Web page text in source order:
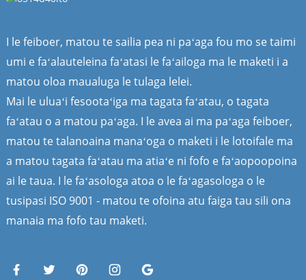
I le feiboer, matou te sailia pea ni paʻaga fou mo se taimi
umi e faʻalauteleina faʻatasi le faʻailoga ma le maketi i a
matou oloa maualuga le tulaga lelei.
Mai le uluaʻi fesootaʻiga ma tagata faʻatau, o tagata
faʻatau o a matou paʻaga. I le avea ai ma paʻaga feiboer,
matou te talanoaina manaʻoga o maketi i le lotoifale ma
a matou tagata faʻatau ma atiaʻe ni fofo e faʻaopoopoina
ai le taua. I le faʻasologa atoa o le faʻagasologa o le
tusipasi ISO 9001 - matou te ofoina atu faiga tau sili ona
manaia ma fofo tau maketi.